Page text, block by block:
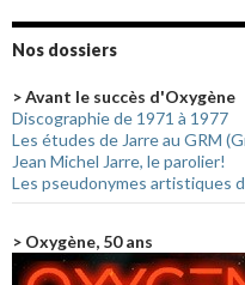
Nos dossiers
> Avant le succès d'Oxygène
Discographie de 1971 à 1977
Les études de Jarre au GRM
Jean Michel Jarre, le parolier!
Les pseudonymes artistiques
> Oxygène, 50 ans